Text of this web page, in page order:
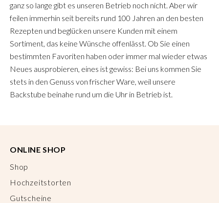
ganz so lange gibt es unseren Betrieb noch nicht. Aber wir
feilen immerhin seit bereits rund 100 Jahren an den besten
Rezepten und beglücken unsere Kunden mit einem
Sortiment, das keine Wünsche offenlässt. Ob Sie einen
bestimmten Favoriten haben oder immer mal wieder etwas
Neues ausprobieren, eines ist gewiss: Bei uns kommen Sie
stets in den Genuss von frischer Ware, weil unsere
Backstube beinahe rund um die Uhr in Betrieb ist.
ONLINE SHOP
Shop
Hochzeitstorten
Gutscheine